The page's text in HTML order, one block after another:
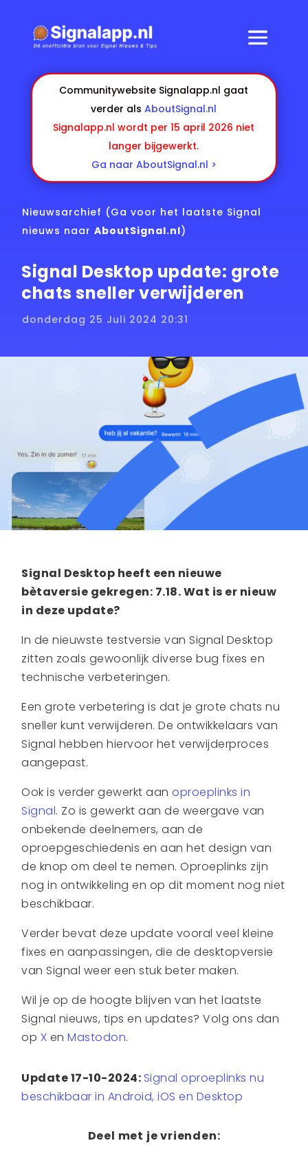
Communitywebsite Signalapp.nl gaat
verder alsAboutSignal.nl
Signalapp.nl wordt per 15 april 2026 niet
langer bijgewerkt.
Ga naar AboutSignal.nl >
Nieuwsarchief (Ga voor het laatste Signal
nieuws naarAboutSignal.nl)
Signal Desktop update: grote
chats sneller verwijderen
donderdag 25 Juli 2024 20:31
Signal Desktop heeft een nieuwe
bètaversie gekregen: 7.18. Wat is er nieuw
in deze update?
In de nieuwste testversie van Signal Desktop
zitten zoals gewoonlijk diverse bug fixes en
technische verbeteringen.
Een grote verbetering is dat je grote chats nu
sneller kunt verwijderen. De ontwikkelaars van
Signal hebben hiervoor het verwijderproces
aangepast.
Ook is verder gewerkt aanoproeplinks in
Signal. Zo is gewerkt aan de weergave van
onbekende deelnemers, aan de
oproepgeschiedenis en aan het design van
de knop om deel te nemen. Oproeplinks zijn
nog in ontwikkeling en op dit moment nog niet
beschikbaar.
Verder bevat deze update vooral veel kleine
fixes en aanpassingen, die de desktopversie
van Signal weer een stuk beter maken.
Wil je op de hoogte blijven van het laatste
Signal nieuws, tips en updates? Volg ons dan
op X enMastodon.
Update 17-10-2024: Signal oproeplinks nu
beschikbaar in Android, iOS en Desktop
Deel met je vrienden: